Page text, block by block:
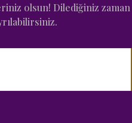
olsun! Dilediğiniz